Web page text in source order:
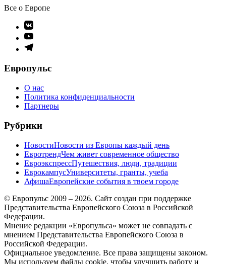
Все о Европе
Элемент
меню
Элемент
меню
Элемент
Европульс
О нас
Политика конфиденциальности
Партнеры
Рубрики
НовостиНовости из Европы каждый день
ЕвротрендЧем живет современное общество
ЕвроэкспрессПутешествия, люди, традиции
ЕврокампусУниверситеты, гранты, учеба
АфишаЕвропейские события в твоем городе
© Европульс 2009 – 2026. Сайт создан при поддержке
Представительства Европейского Союза в Российской
Федерации.
Мнение редакции «Европульса» может не совпадать с
мнением Представительства Европейского Союза в
Российской Федерации.
Официальное уведомление. Все права защищены законом.
Мы используем файлы cookie, чтобы улучшить работу и